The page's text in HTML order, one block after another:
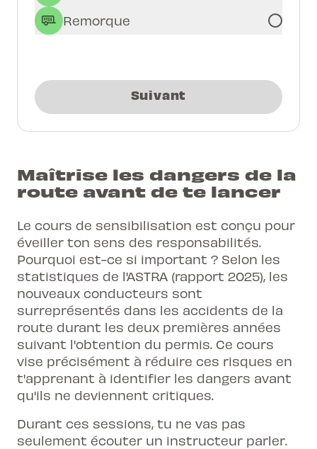
Remorque
Suivant
Maîtrise les dangers de la
route avant de te lancer
Le cours de sensibilisation est conçu pour
éveiller ton sens des responsabilités.
Pourquoi est-ce si important ? Selon les
statistiques de l'ASTRA (rapport 2025), les
nouveaux conducteurs sont
surreprésentés dans les accidents de la
route durant les deux premières années
suivant l'obtention du permis. Ce cours
vise précisément à réduire ces risques en
t'apprenant à identifier les dangers avant
qu'ils ne deviennent critiques.
Durant ces sessions, tu ne vas pas
seulement écouter un instructeur parler.